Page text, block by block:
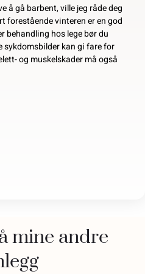
å gå barbent, ville jeg råde deg
forestående vinteren er en god
behandling hos lege bør du
sykdomsbilder kan gi fare for
og muskelskader må også
mine andre